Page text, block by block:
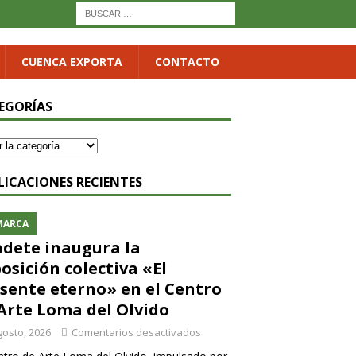
CUENCA EXPORTA CONTACTO
RECIENTES
inaugura la
colectiva «El
eterno» en el Centro
Loma del Olvido
2026 Comentarios desactivados